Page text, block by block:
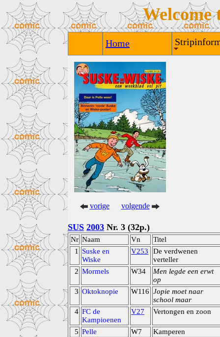
Welcome
Home
vorige volgende
SUS 2003 Nr. 3 (32p.)
Nr Naam Vn
Titel
1
Suske en
Wiske
V253
De verdwenen
verteller
2 Mormels W34
Men legde een erwt
op
3 Oktoknopie W116 Jopie moet naar
school maar
4 FC de
Kampioenen
V27 Vertongen en zoon
5 Pelle W7
Kamperen